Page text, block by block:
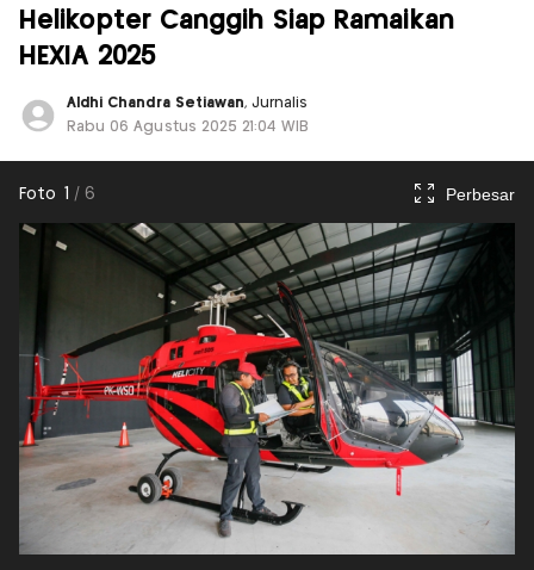
Helikopter Canggih Siap Ramaikan
HEXIA 2025
Aldhi Chandra Setiawan, Jurnalis
Rabu 06 Agustus 2025 21:04 WIB
Foto 1 /6 Perbesar